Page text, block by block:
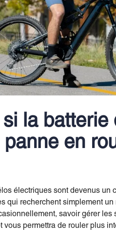
la
en
électriques sont devenus un
qui recherchent simplement
savoir gérer
vous permettra de rouler plus